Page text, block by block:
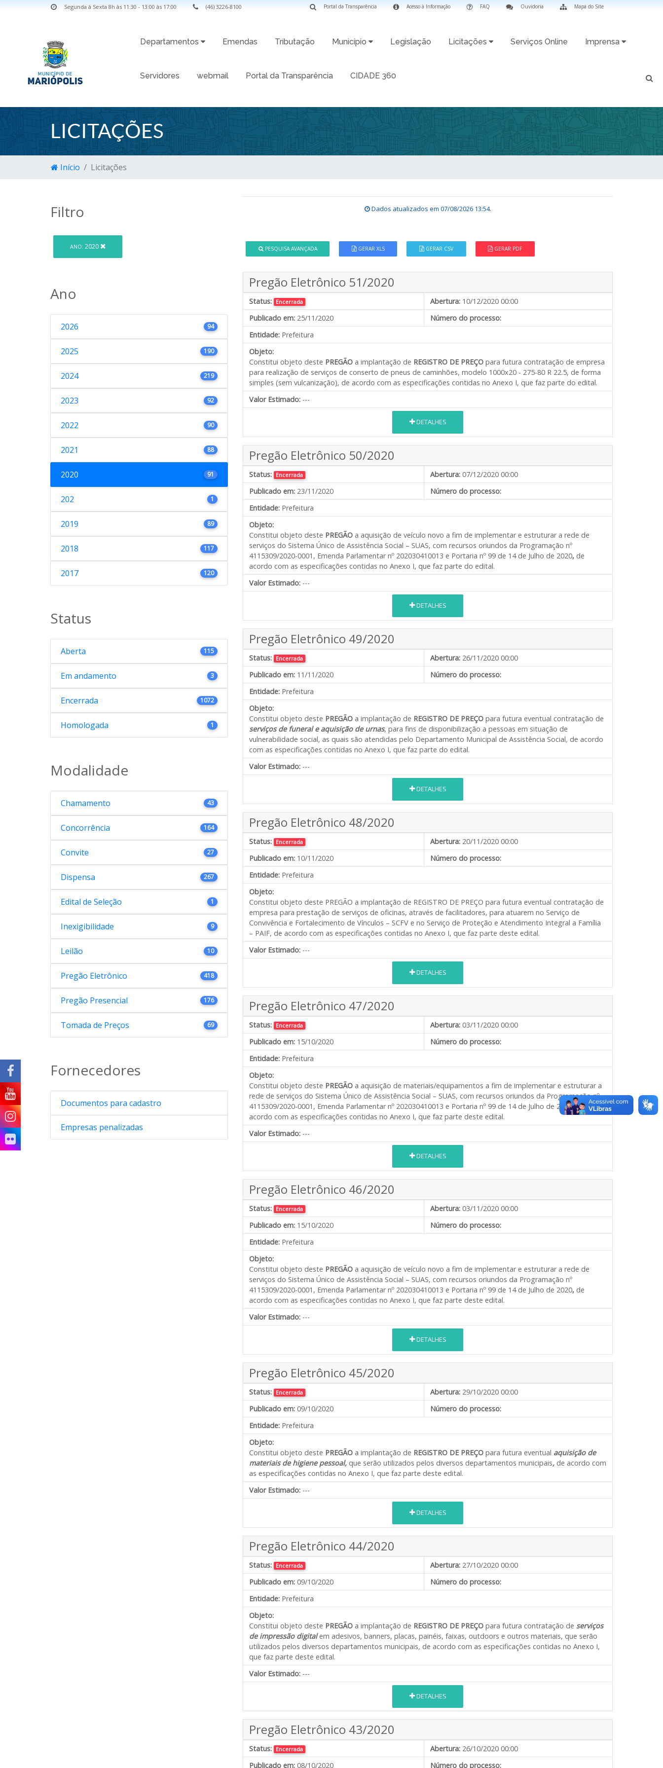
Segunda à Sexta 8h às 11:30 - 13:00 às 17:00 (46) 3226-8100 Mapa do Site
Ouvidoria
FAQ
Acesso à Informação
Portal da Transparência
Departamentos Emendas Tributação Município Legislação Licitações Serviços Online Imprensa
Servidores webmail Portal da Transparência CIDADE 360
LICITAÇÕES
Início Licitações
Filtro
ANO: 2020
Ano
2026 94
2025 190
2024 219
2023 92
2022 90
2021 88
2020 91
202 1
2019 89
2018 117
2017 120
Status
Aberta 115
Em andamento 3
Encerrada 1072
Homologada 1
Modalidade
Chamamento 43
Concorrência 164
Convite 27
Dispensa 267
Edital de Seleção 1
Inexigibilidade 9
Leilão 10
Pregão Eletrônico 418
Pregão Presencial 176
Tomada de Preços 69
Fornecedores
Documentos para cadastro
Empresas penalizadas
Dados atualizados em 07/08/2026 13:54.
PESQUISA AVANÇADA GERAR XLS GERAR CSV GERAR PDF
Pregão Eletrônico 51/2020
Status: Encerrada Abertura: 10/12/2020 00:00
Publicado em: 25/11/2020
Número do processo:
Entidade: Prefeitura
Objeto:
Constitui objeto deste PREGÃO a implantação de REGISTRO DE PREÇO para futura contratação de empresa
para realização de serviços de conserto de pneus de caminhões, modelo 1000x20 - 275-80 R 22.5, de forma
simples (sem vulcanização), de acordo com as especificações contidas no Anexo I, que faz parte do edital.
Valor Estimado: ---
DETALHES
Pregão Eletrônico 50/2020
Status: Encerrada Abertura: 07/12/2020 00:00
Publicado em: 23/11/2020
Número do processo:
Entidade: Prefeitura
Objeto:
Constitui objeto deste PREGÃO a aquisição de veículo novo a fim de implementar e estruturar a rede de
serviços do Sistema Único de Assistência Social – SUAS, com recursos oriundos da Programação nº
4115309/2020-0001, Emenda Parlamentar nº 202030410013 e Portaria nº 99 de 14 de Julho de 2020, de
acordo com as especificações contidas no Anexo I, que faz parte do edital.
Valor Estimado: ---
DETALHES
Pregão Eletrônico 49/2020
Status: Encerrada Abertura: 26/11/2020 00:00
Publicado em: 11/11/2020
Número do processo:
Entidade: Prefeitura
Objeto:
Constitui objeto deste PREGÃO a implantação de REGISTRO DE PREÇO para futura eventual contratação de
serviços de funeral e aquisição de urnas, para fins de disponibilização a pessoas em situação de
vulnerabilidade social, as quais são atendidas pelo Departamento Municipal de Assistência Social, de acordo
com as especificações contidas no Anexo I, que faz parte do edital.
Valor Estimado: ---
DETALHES
Pregão Eletrônico 48/2020
Status: Encerrada Abertura: 20/11/2020 00:00
Publicado em: 10/11/2020
Número do processo:
Entidade: Prefeitura
Objeto:
Constitui objeto deste PREGÃO a implantação de REGISTRO DE PREÇO para futura eventual contratação de
empresa para prestação de serviços de oficinas, através de facilitadores, para atuarem no Serviço de
Convivência e Fortalecimento de Vínculos – SCFV e no Serviço de Proteção e Atendimento Integral a Família
– PAIF, de acordo com as especificações contidas no Anexo I, que faz parte deste edital.
Valor Estimado: ---
DETALHES
Pregão Eletrônico 47/2020
Status: Encerrada Abertura: 03/11/2020 00:00
Publicado em: 15/10/2020
Número do processo:
Entidade: Prefeitura
Objeto:
Constitui objeto deste PREGÃO a aquisição de materiais/equipamentos a fim de implementar e estruturar a
rede de serviços do Sistema Único de Assistência Social – SUAS, com recursos oriundos da Programação nº
4115309/2020-0001, Emenda Parlamentar nº 202030410013 e Portaria nº 99 de 14 de Julho de 2020,de
acordo com as especificações contidas no Anexo I, que faz parte deste edital.
Valor Estimado: ---
DETALHES
Pregão Eletrônico 46/2020
Status: Encerrada Abertura: 03/11/2020 00:00
Publicado em: 15/10/2020
Número do processo:
Entidade: Prefeitura
Objeto:
Constitui objeto deste PREGÃO a aquisição de veículo novo a fim de implementar e estruturar a rede de
serviços do Sistema Único de Assistência Social – SUAS, com recursos oriundos da Programação nº
4115309/2020-0001, Emenda Parlamentar nº 202030410013 e Portaria nº 99 de 14 de Julho de 2020, de
acordo com as especificações contidas no Anexo I, que faz parte deste edital.
Valor Estimado: ---
DETALHES
Pregão Eletrônico 45/2020
Status: Encerrada Abertura: 29/10/2020 00:00
Publicado em: 09/10/2020
Número do processo:
Entidade: Prefeitura
Objeto:
Constitui objeto deste PREGÃO a implantação de REGISTRO DE PREÇO para futura eventual aquisição de
materiais de higiene pessoal, que serão utilizados pelos diversos departamentos municipais, de acordo com
as especificações contidas no Anexo I, que faz parte deste edital.
Valor Estimado: ---
DETALHES
Pregão Eletrônico 44/2020
Status: Encerrada Abertura: 27/10/2020 00:00
Publicado em: 09/10/2020
Número do processo:
Entidade: Prefeitura
Objeto:
Constitui objeto deste PREGÃO a implantação de REGISTRO DE PREÇO para futura contratação de serviços
de impressão digitalem adesivos, banners, placas, painéis, faixas, outdoors e outros materiais, que serão
utilizados pelos diversos departamentos municipais, de acordo com as especificações contidas no Anexo I,
que faz parte deste edital.
Valor Estimado: ---
DETALHES
Pregão Eletrônico 43/2020
Status: Encerrada Abertura: 26/10/2020 00:00
Publicado em: 08/10/2020 Número do processo: